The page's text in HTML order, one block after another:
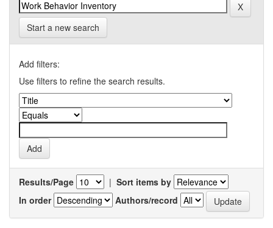
Start a new search
Add filters:
Use filters to refine the search results.
Results/Page | Sort items by
In order
Authors/record